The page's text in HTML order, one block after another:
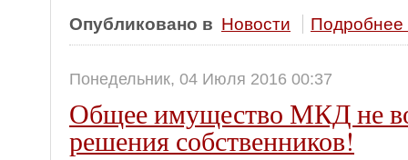
Опубликовано в Новости Подробнее
Понедельник, 04 Июля 2016 00:37
Общее имущество МКД не
решения собственников!